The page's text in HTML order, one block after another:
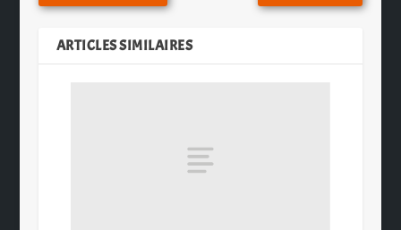
ARTICLES SIMILAIRES